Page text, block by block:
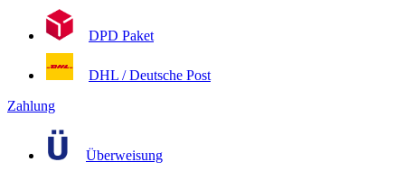
DPD Paket
DHL / Deutsche Post
Zahlung
Überweisung